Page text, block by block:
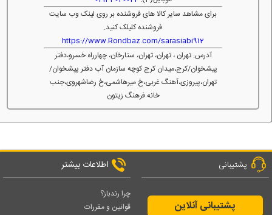
برای مشاهد سایر کالا های فروشنده بر روی لینک وب سایت
فروشنده کلیلک کنید.
https://www.Rondbaz.com/sarasiabi912
آدرس: تهران ، تهران، تهران، ستارخان، چهارراه خسرو،دفتر
پیشخوان/کرج،میدان کرج کوچه سازمان آب دفتر پیشخوان/
تهران،پیروزی،آهنگ غربی،خ میرهاشمی،خ رضاشهروی،جنب
خانه فرهنگ زیتون
پشتیبانی
پشتیبانی آنلاین
اطلاعات بیشتر
چرا رندباز؟
قوانین و مقررات